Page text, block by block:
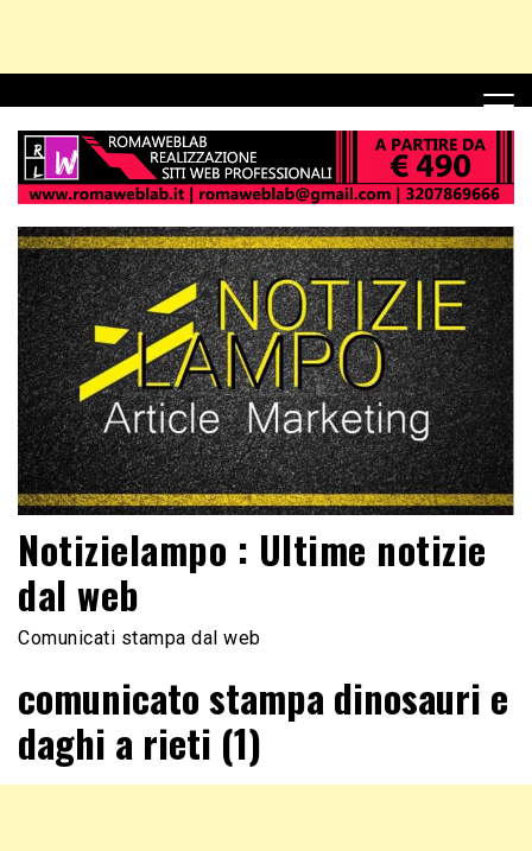
Notizielampo : Ultime notizie
dal web
Comunicati stampa dal web
comunicato stampa dinosauri e
daghi a rieti (1)